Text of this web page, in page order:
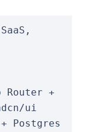
Router +
ui
Postgres